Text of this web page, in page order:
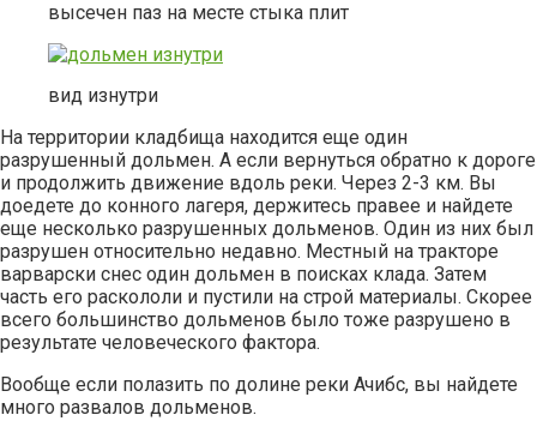
высечен паз на месте стыка плит
вид изнутри
На территории кладбища находится еще один
разрушенный дольмен. А если вернуться обратно к дороге
и продолжить движение вдоль реки. Через 2-3 км. Вы
доедете до конного лагеря, держитесь правее и найдете
еще несколько разрушенных дольменов. Один из них был
разрушен относительно недавно. Местный на тракторе
варварски снес один дольмен в поисках клада. Затем
часть его раскололи и пустили на строй материалы. Скорее
всего большинство дольменов было тоже разрушено в
результате человеческого фактора.
Вообще если полазить по долине реки Ачибс, вы найдете
много развалов дольменов.